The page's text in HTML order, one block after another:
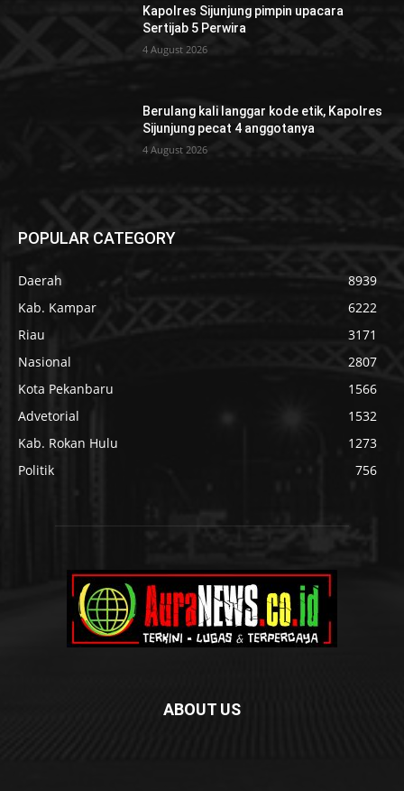
Kapolres Sijunjung pimpin upacara
Sertijab 5 Perwira
4 August 2026
Berulang kali langgar kode etik, Kapolres
Sijunjung pecat 4 anggotanya
4 August 2026
POPULAR CATEGORY
Daerah
8939
Kab. Kampar
6222
Riau
3171
Nasional
2807
Kota Pekanbaru
1566
Advetorial
1532
Kab. Rokan Hulu
1273
Politik
756
ABOUT US